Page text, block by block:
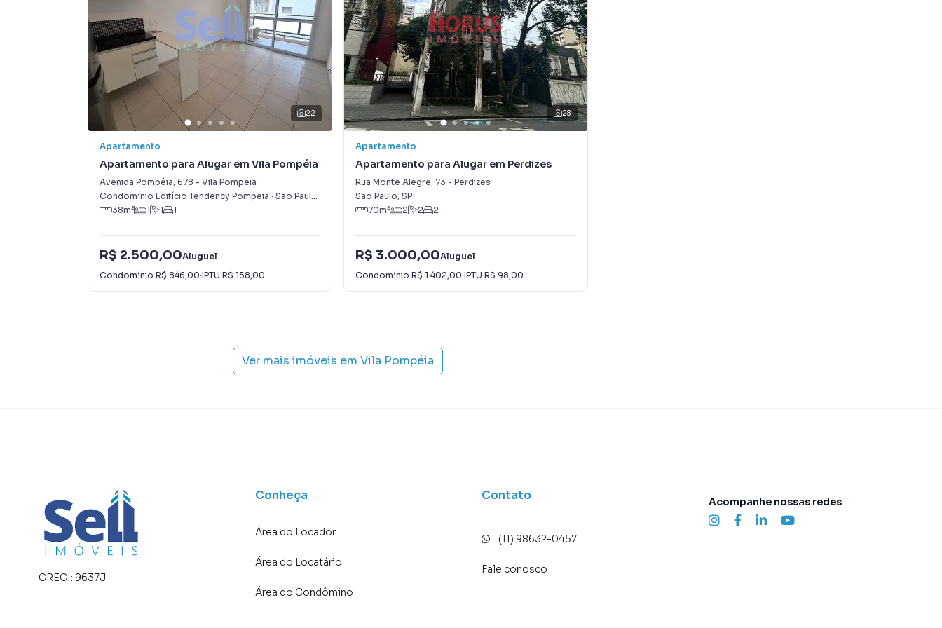
São Paulo, o que aumenta muito o número de contatos interessados e tendo como consequência uma
maior chance de vender ou alugar seu imóvel mais rápido. Contamos também com um time de
programadores, corretores treinados e uma central de atendimento preparada para atender
proprietários e inquilinos.
22
Apartamento
Apartamento para Alugar em Vila Pompéia
Avenida Pompéia, 678 - Vila Pompéia
Condomínio Edifício Tendency Pompeia · São Paulo
38m² 1 1 1
R$ 2.500,00Aluguel
Condomínio R$ 846,00·IPTU R$ 158,00
28
Apartamento
Apartamento para Alugar em Perdizes
Rua Monte Alegre, 73 - Perdizes
São Paulo, SP
70m² 2 2 2
R$ 3.000,00Aluguel
Condomínio R$ 1.402,00·IPTU R$ 98,00
Ver mais imóveis em Vila Pompéia
CRECI: 9637J
Conheça
Área do Locador
Área do Locatário
Área do Condômino
Contato
(11) 98632-0457
Fale conosco
Acompanhe nossas redes